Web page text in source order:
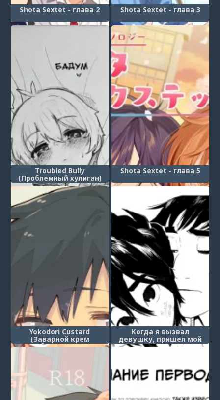
Shota Sextet - глава 2 Shota Sextet - глава 3
Troubled Bully
(Проблемный хулиган)
Shota Sextet - глава 5
Yokodori Custard
(Заварной крем
Йокодори)
Когда я вызвал
девушку, пришел мой
брат